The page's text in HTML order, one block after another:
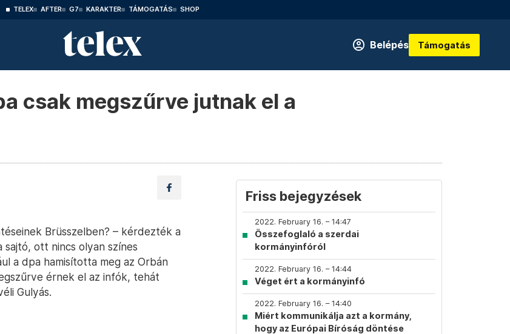
TELEX AFTER G7 KARAKTER TÁMOGATÁS SHOP
Belépés Támogatás
csak megszűrve jutnak el a
Brüsszelben? – kérdezték a
ott nincs olyan színes
a dpa hamisította meg az Orbán
érnek el az infók, tehát
Gulyás.
Friss bejegyzések
2022. February 16. – 14:47
Összefoglaló a szerdai
kormányinfóról
2022. February 16. – 14:44
Véget ért a kormányinfó
2022. February 16. – 14:40
Miért kommunikálja azt a kormány,
hogy az Európai Bíróság döntése